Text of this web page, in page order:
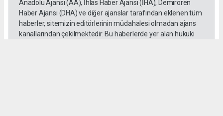
Anadolu Ajansı (AA), İhlas Haber Ajansı (İHA), Demirören
Haber Ajansı (DHA) ve diğer ajanslar tarafından eklenen tüm
haberler, sitemizin editörlerinin müdahalesi olmadan ajans
kanallarından çekilmektedir. Bu haberlerde yer alan hukuki